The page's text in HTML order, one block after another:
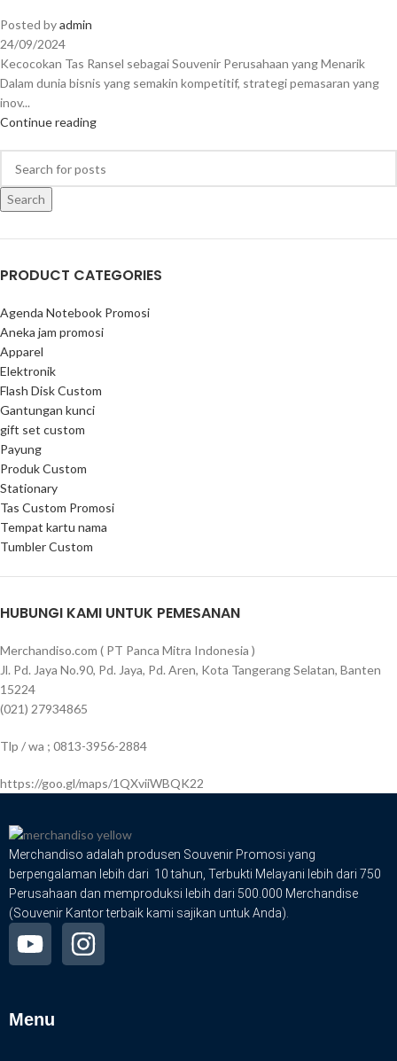
Posted byadmin
24/09/2024
Kecocokan Tas Ransel sebagai Souvenir Perusahaan yang Menarik
Dalam dunia bisnis yang semakin kompetitif, strategi pemasaran yang
inov...
Continue reading
Search
PRODUCT CATEGORIES
Agenda Notebook Promosi
Aneka jam promosi
Apparel
Elektronik
Flash Disk Custom
Gantungan kunci
gift set custom
Payung
Produk Custom
Stationary
Tas Custom Promosi
Tempat kartu nama
Tumbler Custom
HUBUNGI KAMI UNTUK PEMESANAN
Merchandiso.com ( PT Panca Mitra Indonesia )
Jl. Pd. Jaya No.90, Pd. Jaya, Pd. Aren, Kota Tangerang Selatan, Banten
15224
(021) 27934865
Tlp / wa ; 0813-3956-2884
https://goo.gl/maps/1QXviiWBQK22
Merchandiso adalah produsen Souvenir Promosi yang
berpengalaman lebih dari 10 tahun, Terbukti Melayani lebih dari 750
Perusahaan dan memproduksi lebih dari 500.000 Merchandise
(Souvenir Kantor terbaik kami sajikan untuk Anda).
Menu